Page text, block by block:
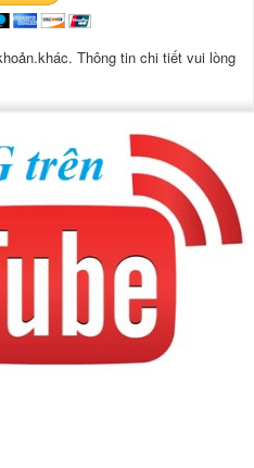
Thông tin chi tiết vui lòng